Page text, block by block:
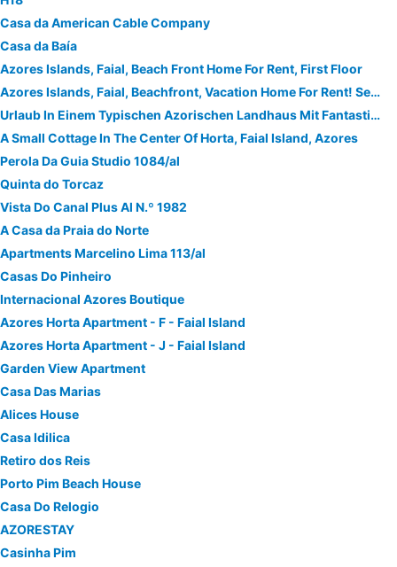
Casa da American Cable Company
Casa da Baía
Azores Islands, Faial, Beach Front Home For Rent, First Floor
Azores Islands, Faial, Beachfront, Vacation Home For Rent! Second Floor.
Urlaub In Einem Typischen Azorischen Landhaus Mit Fantastischem Meerblick
A Small Cottage In The Center Of Horta, Faial Island, Azores
Perola Da Guia Studio 1084/al
Quinta do Torcaz
Vista Do Canal Plus Al N.º 1982
A Casa da Praia do Norte
Apartments Marcelino Lima 113/al
Casas Do Pinheiro
Internacional Azores Boutique
Azores Horta Apartment - F - Faial Island
Azores Horta Apartment - J - Faial Island
Garden View Apartment
Casa Das Marias
Alices House
Casa Idilica
Retiro dos Reis
Porto Pim Beach House
Casa Do Relogio
AZORESTAY
Casinha Pim